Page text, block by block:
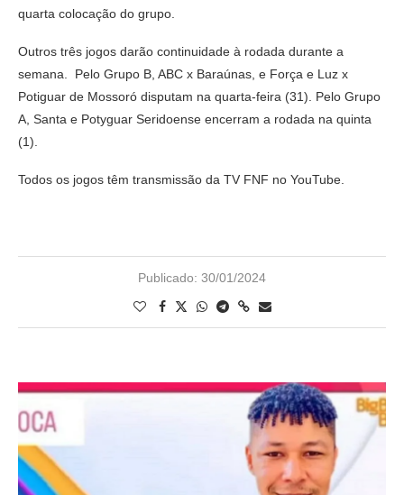
quarta colocação do grupo.
Outros três jogos darão continuidade à rodada durante a
semana. Pelo Grupo B, ABC x Baraúnas, e Força e Luz x
Potiguar de Mossoró disputam na quarta-feira (31). Pelo Grupo
A, Santa e Potyguar Seridoense encerram a rodada na quinta
(1).
Todos os jogos têm transmissão da TV FNF no YouTube.
Publicado: 30/01/2024